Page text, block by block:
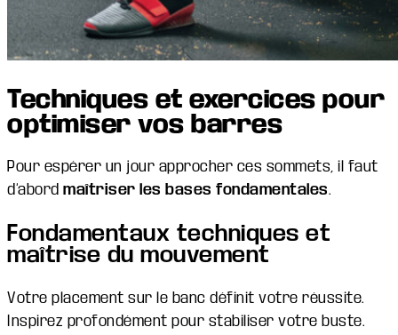
Techniques et exercices pour
optimiser vos barres
Pour espérer un jour approcher ces sommets, il faut
d’abord maîtriser les bases fondamentales.
Fondamentaux techniques et
maîtrise du mouvement
Votre placement sur le banc définit votre réussite.
Inspirez profondément pour stabiliser votre buste.